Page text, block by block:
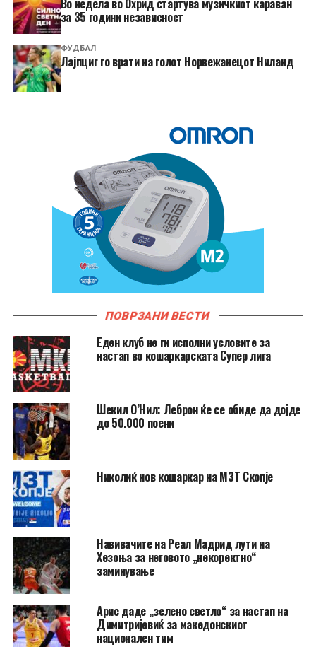
Во недела во Охрид стартува музичкиот караван
за 35 години независност
ФУДБАЛ
Лајпциг го врати на голот Норвежанецот Ниланд
ПОВРЗАНИ ВЕСТИ
Еден клуб не ги исполни условите за
настап во кошаркарската Супер лига
Шекил О’Нил: Леброн ќе се обиде да дојде
до 50.000 поени
Николиќ нов кошаркар на МЗТ Скопје
Навивачите на Реал Мадрид лути на
Хезоња за неговото „некоректно“
заминување
Арис даде „зелено светло“ за настап на
Димитријевиќ за македонскиот
национален тим